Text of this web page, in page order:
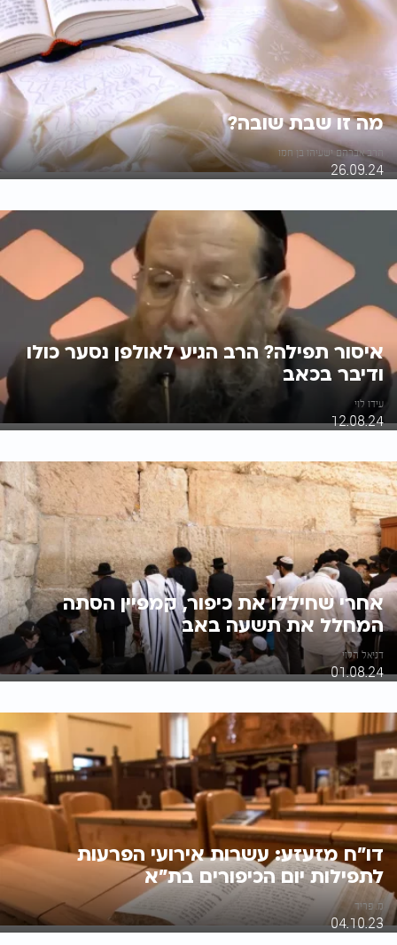
מה זו שבת שובה?
הרב אברהם ישעיהו בן חמו
26.09.24
איסור תפילה? הרב הגיע לאולפן נסער כולו
ודיבר בכאב
עידו לוי
12.08.24
אחרי שחיללו את כיפור, קמפיין הסתה
המחלל את תשעה באב
דניאל הלוי
01.08.24
דו"ח מזעזע: עשרות אירועי הפרעות
לתפילות יום הכיפורים בת"א
מ. פריד
04.10.23